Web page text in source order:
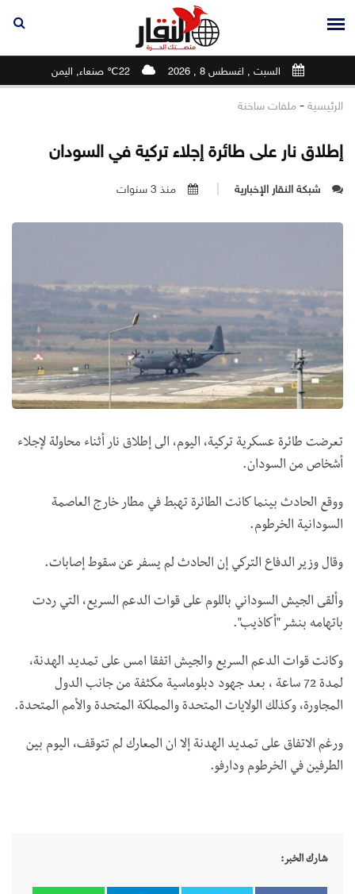
السبت , اغسطس 8 , 2026 22℃ صنعاء, اليمن
الرئيسية - ملفات ساخنة
إطلاق نار على طائرة إجلاء تركية في السودان
شبكة النقار الإخبارية منذ 3 سنوات
تعرضت طائرة عسكرية تركية، اليوم، الى إطلاق نار أثناء محاولة لإجلاء
أشخاص من السودان.
ووقع الحادث بينما كانت الطائرة تهبط في مطار خارج العاصمة
السودانية الخرطوم.
وقال وزير الدفاع التركي إن الحادث لم يسفر عن سقوط إصابات.
وألقى الجيش السوداني باللوم على قوات الدعم السريع، التي ردت
باتهامه بنشر "أكاذيب".
وكانت قوات الدعم السريع والجيش اتفقا امس على تمديد الهدنة،
لمدة 72 ساعة ، بعد جهود دبلوماسية مكثفة من جانب الدول
المجاورة، وكذلك الولايات المتحدة والمملكة المتحدة والأمم المتحدة.
ورغم الاتفاق على تمديد الهدنة إلا ان المعارك لم تتوقف، اليوم بين
الطرفين في الخرطوم ودارفو.
شارك الخبر: